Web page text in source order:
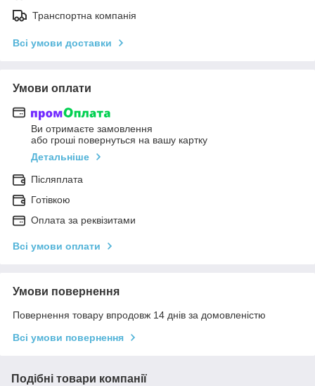
Транспортна компанія
Всі умови доставки
Умови оплати
Ви отримаєте замовлення
або гроші повернуться на вашу картку
Детальніше
Післяплата
Готівкою
Оплата за реквізитами
Всі умови оплати
Умови повернення
Повернення товару впродовж 14 днів за домовленістю
Всі умови повернення
Подібні товари компанії